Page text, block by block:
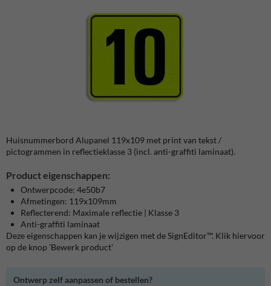
Huisnummerbord Alupanel 119x109 met print van tekst /
pictogrammen in reflectieklasse 3 (incl. anti-graffiti laminaat).
Product eigenschappen:
Ontwerpcode: 4e50b7
Afmetingen: 119x109mm
Reflecterend: Maximale reflectie | Klasse 3
Anti-graffiti laminaat
Deze eigenschappen kan je wijzigen met de SignEditor™. Klik hiervoor
op de knop 'Bewerk product'
Ontwerp zelf aanpassen of bestellen?